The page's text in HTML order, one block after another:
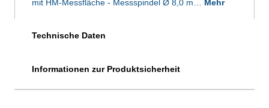
mit HM-Messfläche - Messspindel Ø 8,0 m… Mehr
Technische Daten
Informationen zur Produktsicherheit